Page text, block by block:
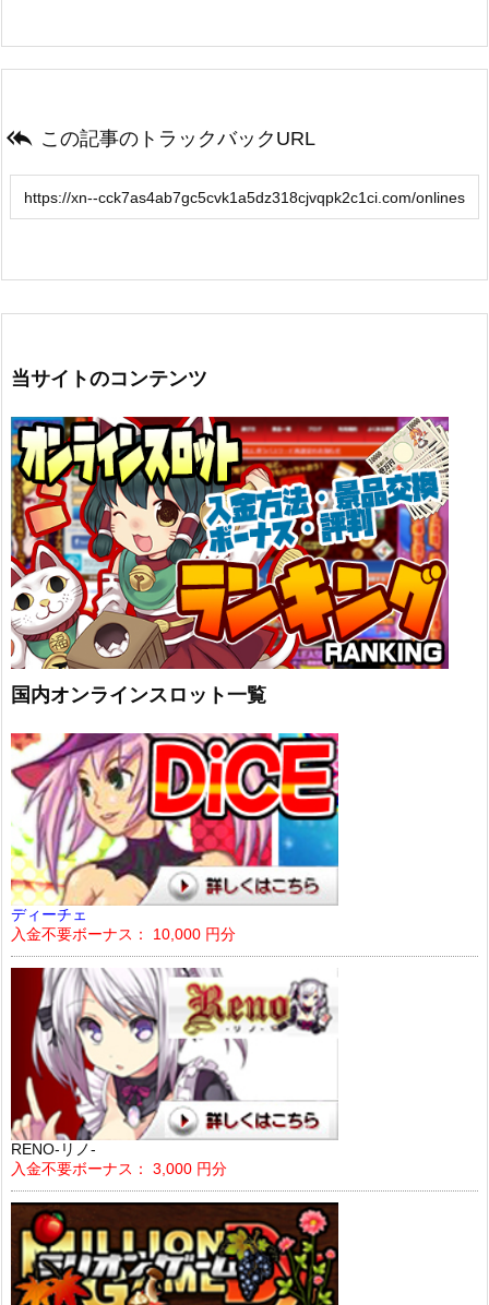
 この記事のトラックバックURL
当サイトのコンテンツ
国内オンラインスロット一覧
ディーチェ
入金不要ボーナス： 10,000 円分
RENO-リノ-
入金不要ボーナス： 3,000 円分